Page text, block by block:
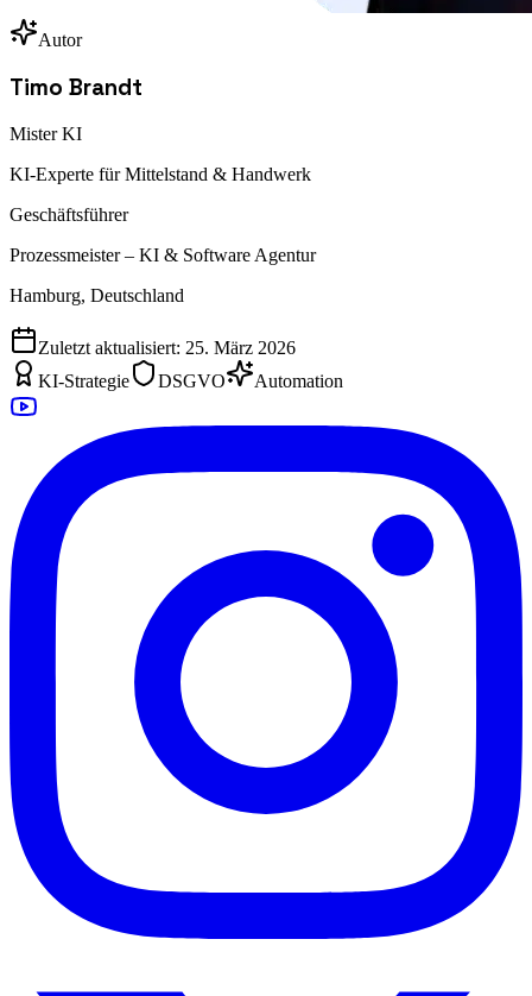
Autor
Timo Brandt
Mister KI
KI-Experte für Mittelstand & Handwerk
Geschäftsführer
Prozessmeister – KI & Software Agentur
Hamburg, Deutschland
Zuletzt aktualisiert: 25. März 2026
KI-Strategie
DSGVO Automation